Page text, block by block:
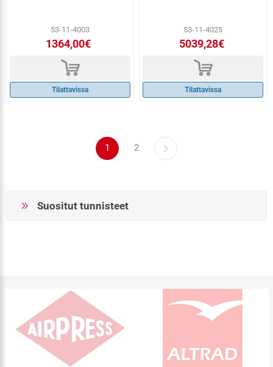
53-11-4003
1364,00€
d
Tilattavissa
53-11-4025
5039,28€
d
Tilattavissa
1 2
Suositut tunnisteet